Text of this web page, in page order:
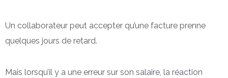
Un collaborateur peut accepter qu’une facture prenne
quelques jours de retard.
Mais lorsqu’il y a une erreur sur son salaire, la réaction